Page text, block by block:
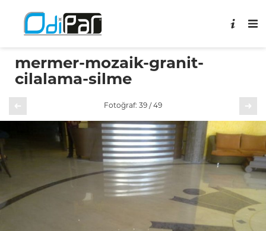
mermer-mozaik-granit-
cilalama-silme
Fotoğraf: 39 / 49